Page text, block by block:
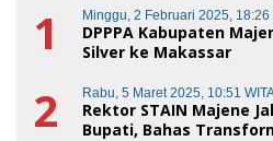
1 Minggu, 2 Februari 2025, 18:26
DPPPA Kabupaten
Silver ke Makassar
2 Rabu, 5 Maret 2025, 10:51
Rektor STAIN Majene
Bupati, Bahas